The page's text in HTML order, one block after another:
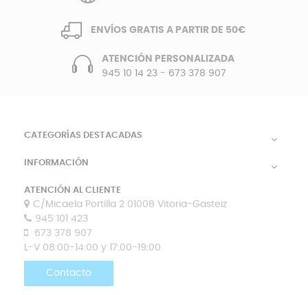
ENVÍOS GRATIS A PARTIR DE 50€
ATENCIÓN PERSONALIZADA
945 10 14 23- 673 378 907
CATEGORÍAS DESTACADAS 
INFORMACIÓN 
ATENCIÓN AL CLIENTE
C/Micaela Portilla 2 01008 Vitoria-Gasteiz
945 101 423
673 378 907
L-V 08:00-14:00 y 17:00-19:00
Contacto